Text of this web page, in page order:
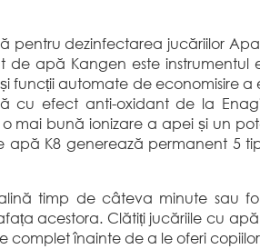
pentru dezinfectarea jucăriilor
apă Kangen este instrumentul
funcții automate de economisire a
cu efect anti-oxidant de la
mai bună ionizare a apei și un
apă K8 generează permanent 5
timp de câteva minute sau
acestora. Clătiți jucăriile cu
complet înainte de a le oferi